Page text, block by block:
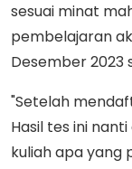
sesuai minat
pembelajaran
Desember 2023
"Setelah
Hasil tes ini
kuliah apa yang